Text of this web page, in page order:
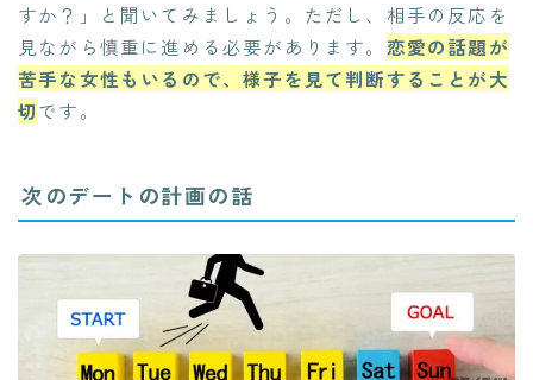
すか？」と聞いてみましょう。ただし、相手の反応を
見ながら慎重に進める必要があります。 恋愛の話題が
苦手な女性もいるので、様子を見て判断することが大
切です。
次のデートの計画の話